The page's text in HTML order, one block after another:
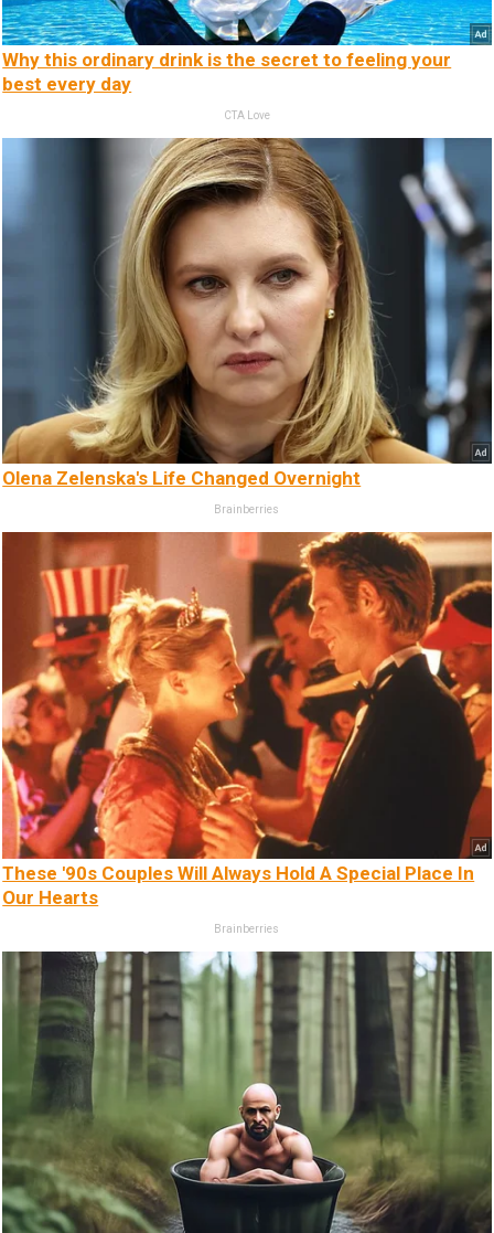
Why this ordinary drink is the secret to feeling your
best every day
CTA Love
Olena Zelenska's Life Changed Overnight
Brainberries
These '90s Couples Will Always Hold A Special Place In
Our Hearts
Brainberries